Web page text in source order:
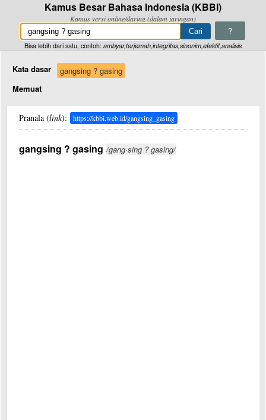
Kamus Besar Bahasa Indonesia (KBBI)
Kamus versi online/daring (dalam jaringan)
?
Bisa lebih dari satu, contoh: ambyar,terjemah,integritas,sinonim,efektif,analisis
Kata dasar
gangsing ? gasing
Memuat
Pranala (link): https://kbbi.web.id/gangsing_gasing
gangsing ? gasing /gang·sing ? gasing/